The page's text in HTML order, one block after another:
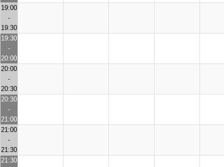
19:00
-
19:30
19:30
-
20:00
20:00
-
20:30
20:30
-
21:00
21:00
-
21:30
21:30